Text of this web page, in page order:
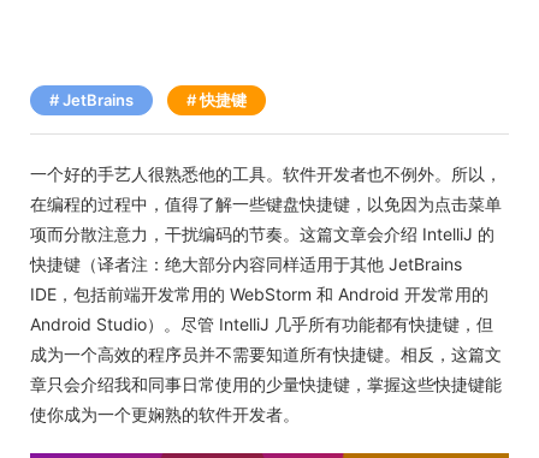
JetBrains 快捷键
一个好的手艺人很熟悉他的工具。软件开发者也不例外。所以，
在编程的过程中，值得了解一些键盘快捷键，以免因为点击菜单
项而分散注意力，干扰编码的节奏。这篇文章会介绍 IntelliJ 的
快捷键（译者注：绝大部分内容同样适用于其他 JetBrains
IDE，包括前端开发常用的 WebStorm 和 Android 开发常用的
Android Studio）。尽管 IntelliJ 几乎所有功能都有快捷键，但
成为一个高效的程序员并不需要知道所有快捷键。相反，这篇文
章只会介绍我和同事日常使用的少量快捷键，掌握这些快捷键能
使你成为一个更娴熟的软件开发者。